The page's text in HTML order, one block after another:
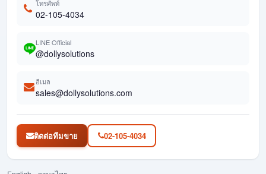
โทรศัพท์
02-105-4034
LINE Official
@dollysolutions
อีเมล
sales@dollysolutions.com
ติดต่อทีมขาย 02-105-4034